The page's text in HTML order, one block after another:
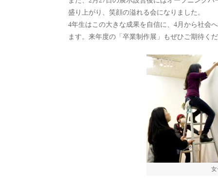
盛り上がり、笑顔の溢れる会になりました。
4年生はこの大きな成果を自信に、4月から社会
ます。来年度の「卒業制作展」もぜひご期待く